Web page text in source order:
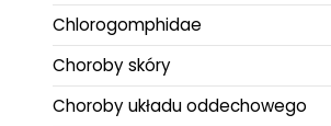
Chlorogomphidae
Choroby skóry
Choroby układu oddechowego